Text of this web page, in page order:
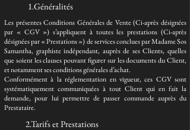
1.Généralités
Les présentes Conditions Générales de Vente (Ci-après désignées
par « CGV ») s’appliquent à toutes les prestations (Ci-après
désignées par « Prestations ») de services conclues par Madame Sos
Samantha, graphiste indépendant, auprès de ses Clients, quelles
que soient les clauses pouvant figurer sur les documents du Client,
et notamment ses conditions générales d’achat.
Conformément à la réglementation en vigueur, ces CGV sont
systématiquement communiquées à tout Client qui en fait la
demande, pour lui permettre de passer commande auprès du
Prestataire.
2.Tarifs et Prestations